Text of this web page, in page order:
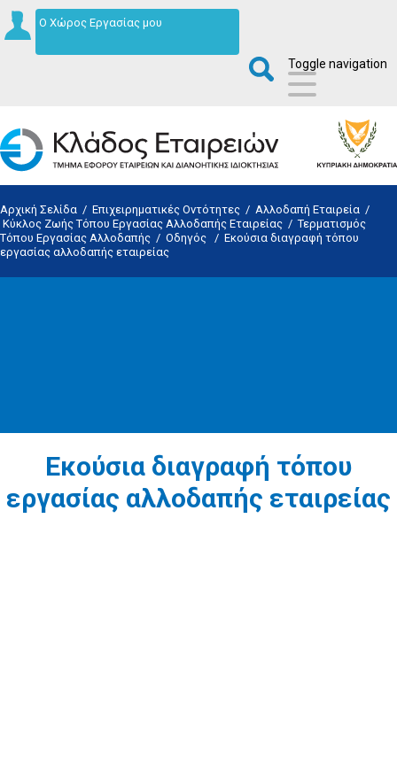
Ο Χώρος Εργασίας μου
Toggle navigation
Αρχική Σελίδα / Επιχειρηματικές Οντότητες / Αλλοδαπή Εταιρεία /
Κύκλος Ζωής Τόπου Εργασίας Αλλοδαπής Εταιρείας /Τερματισμός
Τόπου Εργασίας Αλλοδαπής / Οδηγός / Εκούσια διαγραφή τόπου
εργασίας αλλοδαπής εταιρείας
Εκούσια διαγραφή τόπου
εργασίας αλλοδαπής εταιρείας